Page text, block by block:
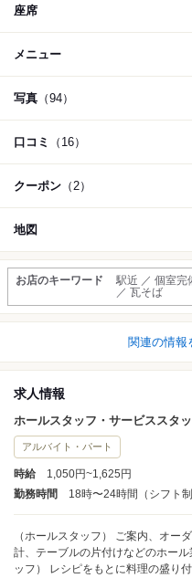
座席
メニュー
写真 （94）
口コミ （16）
クーポン （2）
地図
お店のキーワード
駅近 ／ 個室完
／ 瓦そば
関連の情報
求人情報
ホールスタッフ・サービススタ
アルバイト・パート
時給
1,050円~1,625円
勤務時間
18時〜24時間（シフト
（ホールスタッフ） ご案内、オーダー受付、ドリンク作成、配膳、接客、会
計、テーブルの片付けなどのホール業務全
ッフ） レシピをもとに料理の盛り付けから簡単な作成を 目指し、洗い物や片